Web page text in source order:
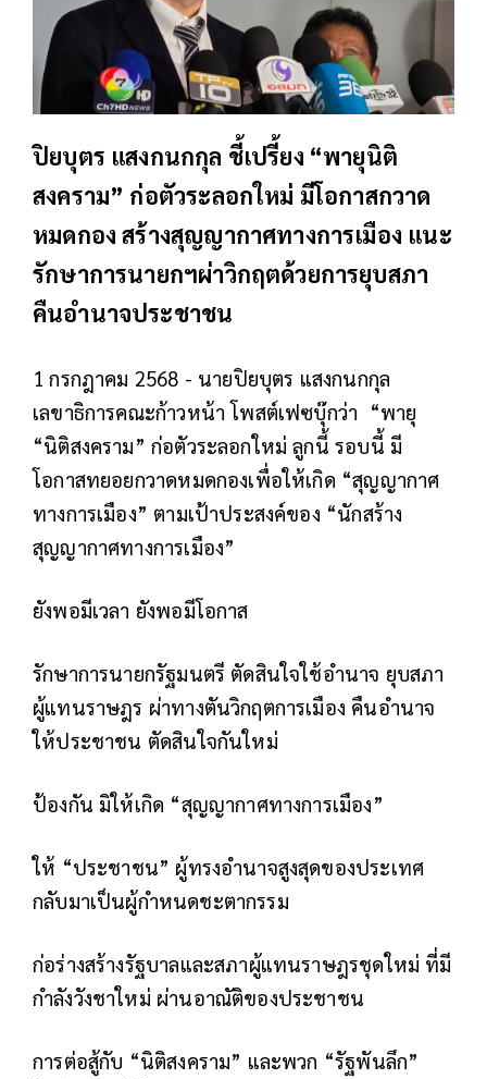
ปิยบุตร แสงกนกกุล ชี้เปรี้ยง “พายุนิติ
สงคราม” ก่อตัวระลอกใหม่ มีโอกาสกวาด
หมดกอง สร้างสุญญากาศทางการเมือง แนะ
รักษาการนายกฯผ่าวิกฤตด้วยการยุบสภา
คืนอำนาจประชาชน
1 กรกฎาคม 2568 - นายปิยบุตร แสงกนกกุล
เลขาธิการคณะก้าวหน้า โพสต์เฟซบุ๊กว่า “พายุ
“นิติสงคราม” ก่อตัวระลอกใหม่ ลูกนี้ รอบนี้ มี
โอกาสทยอยกวาดหมดกองเพื่อให้เกิด “สุญญากาศ
ทางการเมือง” ตามเป้าประสงค์ของ “นักสร้าง
สุญญากาศทางการเมือง”
ยังพอมีเวลา ยังพอมีโอกาส
รักษาการนายกรัฐมนตรี ตัดสินใจใช้อำนาจ ยุบสภา
ผู้แทนราษฎร ผ่าทางตันวิกฤตการเมือง คืนอำนาจ
ให้ประชาชน ตัดสินใจกันใหม่
ป้องกัน มิให้เกิด “สุญญากาศทางการเมือง”
ให้ “ประชาชน” ผู้ทรงอำนาจสูงสุดของประเทศ
กลับมาเป็นผู้กำหนดชะตากรรม
ก่อร่างสร้างรัฐบาลและสภาผู้แทนราษฎรชุดใหม่ ที่มี
กำลังวังชาใหม่ ผ่านอาณัติของประชาชน
การต่อสู้กับ “นิติสงคราม” และพวก “รัฐพันลึก”